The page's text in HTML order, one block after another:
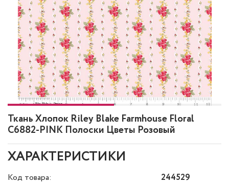
Ткань Хлопок Riley Blake Farmhouse Floral
C6882-PINK Полоски Цветы Розовый
ХАРАКТЕРИСТИКИ
Код товара:
244529